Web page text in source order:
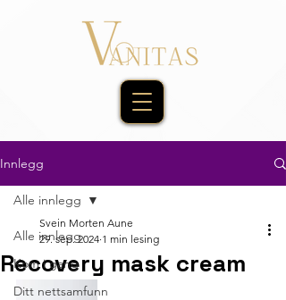
Innlegg
Alle innlegg
Kom i gang
Ditt nettsamfunn
Alle innlegg
Recovery mask cream
Svein Morten Aune
29. sep. 2024 1 min lesing